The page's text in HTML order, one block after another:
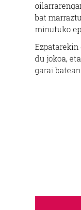
bat
minutuko
du jokoa,
garai